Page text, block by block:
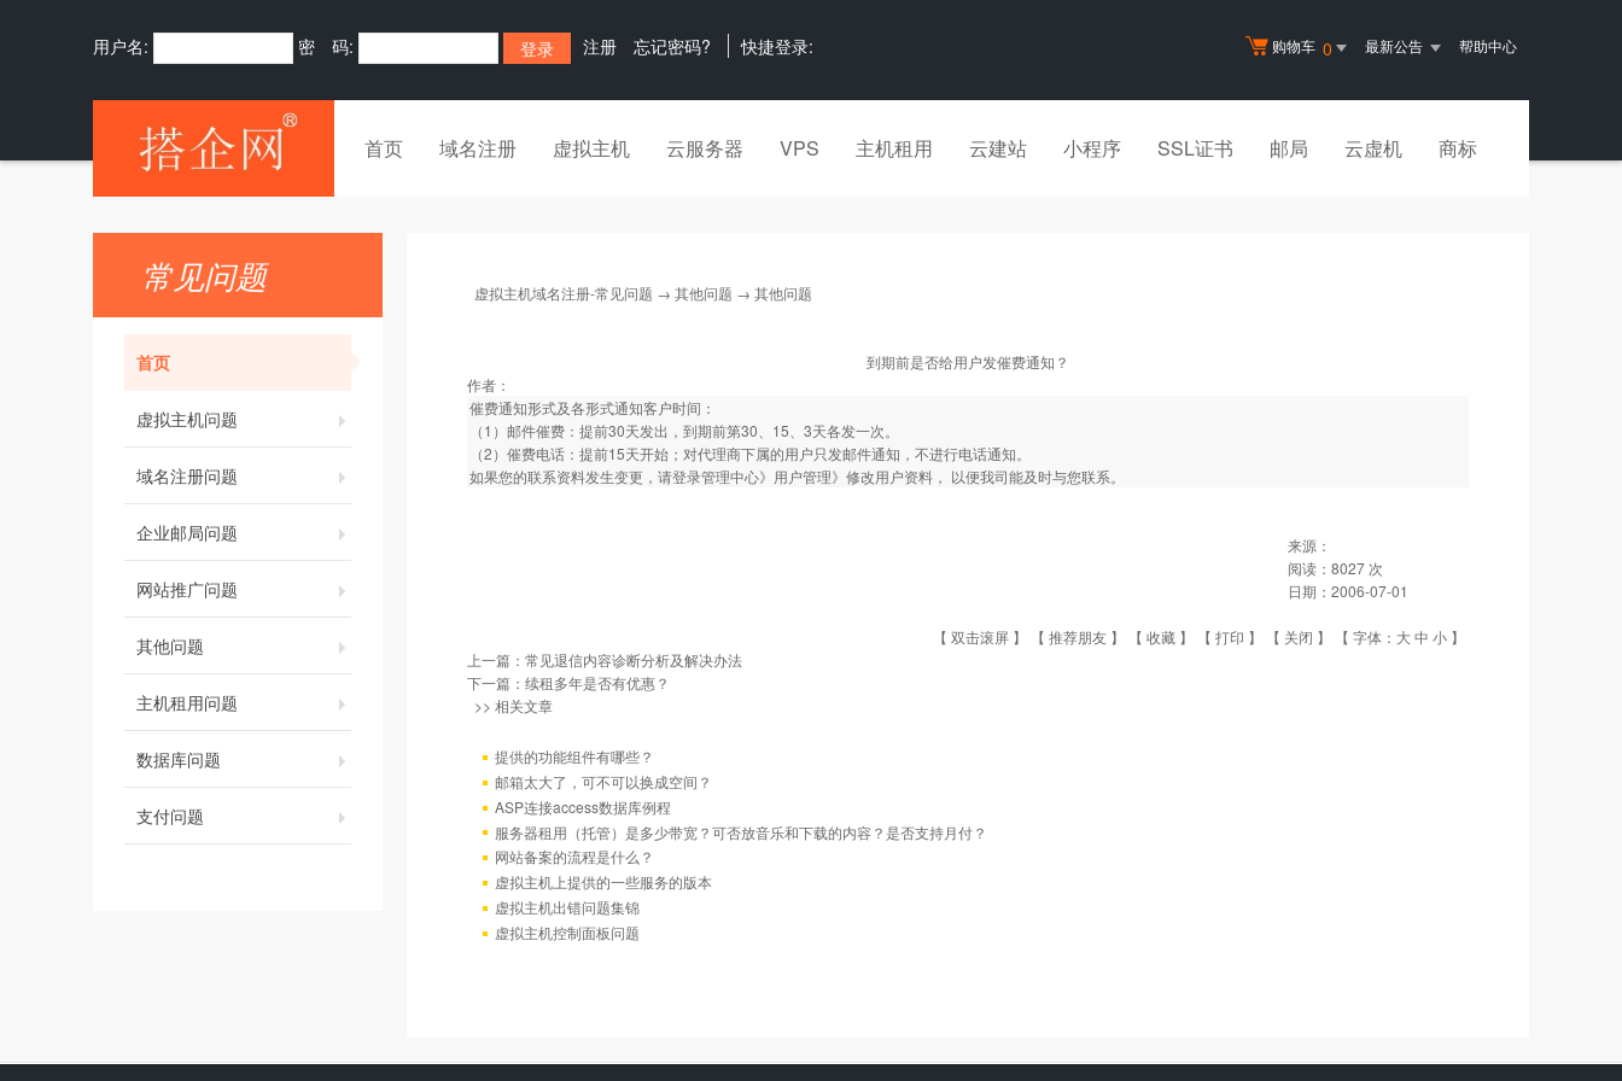
购物车 0 最新公告 帮助中心
用户名: 密 码: 注册 忘记密码? 快捷登录:
首页 域名注册 虚拟主机 云服务器 VPS 主机租用 云建站 小程序 SSL证书 邮局 云虚机 商标
常见问题
首页
虚拟主机问题
域名注册问题
企业邮局问题
网站推广问题
其他问题
主机租用问题
数据库问题
支付问题
虚拟主机域名注册-常见问题 → 其他问题 → 其他问题
到期前是否给用户发催费通知？
作者：
催费通知形式及各形式通知客户时间：
（1）邮件催费：提前30天发出，到期前第30、15、3天各发一次。
（2）催费电话：提前15天开始；对代理商下属的用户只发邮件通知，不进行电话通知。
如果您的联系资料发生变更，请登录管理中心》用户管理》修改用户资料， 以便我司能及时与您联系。
来源：
阅读： 8027 次
日期： 2006-07-01
【 双击滚屏 】 【 推荐朋友 】 【 收藏 】 【 打印 】 【 关闭 】 【 字体： 大中 小 】
上一篇： 常见退信内容诊断分析及解决办法
下一篇： 续租多年是否有优惠？
>> 相关文章
提供的功能组件有哪些？
邮箱太大了，可不可以换成空间？
ASP连接access数据库例程
服务器租用（托管）是多少带宽？可否放音乐和下载的内容？是否支持月付？
网站备案的流程是什么？
虚拟主机上提供的一些服务的版本
虚拟主机出错问题集锦
虚拟主机控制面板问题